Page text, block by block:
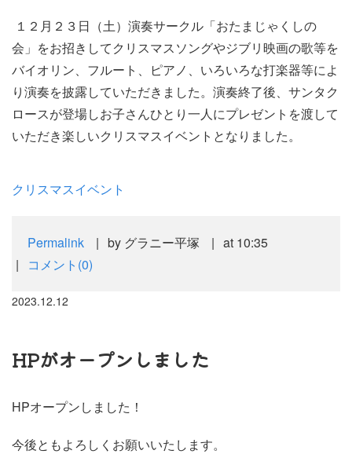
１２月２３日（土）演奏サークル「おたまじゃくしの
会」をお招きしてクリスマスソングやジブリ映画の歌等を
バイオリン、フルート、ピアノ、いろいろな打楽器等によ
り演奏を披露していただきました。演奏終了後、サンタク
ロースが登場しお子さんひとり一人にプレゼントを渡して
いただき楽しいクリスマスイベントとなりました。
クリスマスイベント
Permalink by グラニー平塚
at 10:35
コメント(0)
2023.12.12
HPがオープンしました
HPオープンしました！
今後ともよろしくお願いいたします。